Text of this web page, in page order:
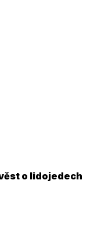
o lidojedech